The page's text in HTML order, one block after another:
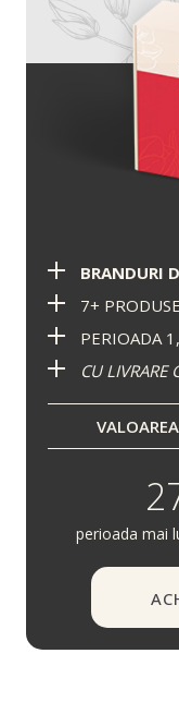
BRANDURI
7+
PERIOADA
CU LIVRARE
perioada mai